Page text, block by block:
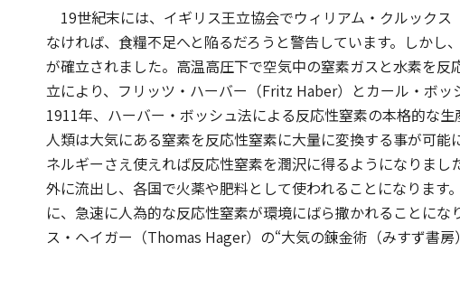
19世紀末には、イギリス王立協会でウィリアム・クルック
なければ、食糧不足へと陥るだろうと警告しています。しか
が確立されました。高温高圧下で空気中の窒素ガスと水素を
立により、フリッツ・ハーバー（Fritz Haber）とカール・ボ
1911年、ハーバー・ボッシュ法による反応性窒素の本格的な
人類は大気にある窒素を反応性窒素に大量に変換する事が可
ネルギーさえ使えれば反応性窒素を潤沢に得るようになりま
外に流出し、各国で火薬や肥料として使われることになりま
に、急速に人為的な反応性窒素が環境にばら撒かれることに
ス・ヘイガー（Thomas Hager）の“大気の錬金術（みすず書